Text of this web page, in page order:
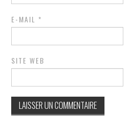
E-MAIL *
SITE WEB